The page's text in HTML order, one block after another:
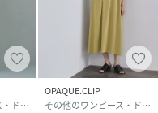
その他のワンピース・ドレス
OPAQUE.CLIP
その他のワンピース・ドレス